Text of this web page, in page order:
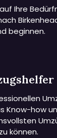
Ihre
beginnen.
Know-how
können.